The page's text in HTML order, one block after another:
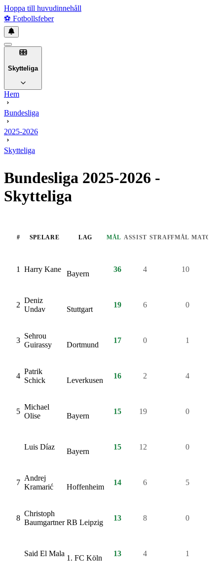
Hoppa till huvudinnehåll
⚽ Fotbollsfeber
Skytteliga
Hem
Bundesliga
2025-2026
Skytteliga
Bundesliga 2025-2026 -
Skytteliga
# SPELARE LAG MÅL ASSIST STRAFFMÅL
1 Harry Kane
Bayern
36 4 10
2
Deniz
Undav
Stuttgart
19 6 0
3
Sehrou
Guirassy
Dortmund
17 0 1
4
Patrik
Schick
Leverkusen
16 2 4
5
Michael
Olise
Bayern
15 19 0
Luis Díaz
Bayern
15 12 0
7
Andrej
Kramarić
Hoffenheim
14 6 5
8
Christoph
Baumgartner RB Leipzig
13 8 0
Said El Mala
1. FC Köln
13 4 1